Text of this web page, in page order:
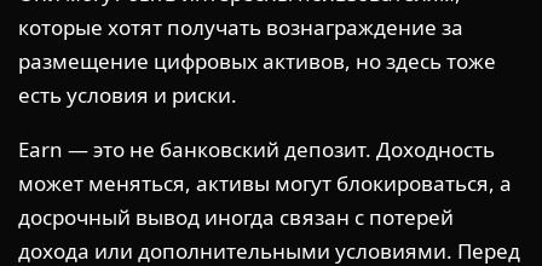
которые хотят получать вознаграждение за
размещение цифровых активов, но здесь тоже
есть условия и риски.
Earn — это не банковский депозит. Доходность
может меняться, активы могут блокироваться, а
досрочный вывод иногда связан с потерей
дохода или дополнительными условиями. Перед